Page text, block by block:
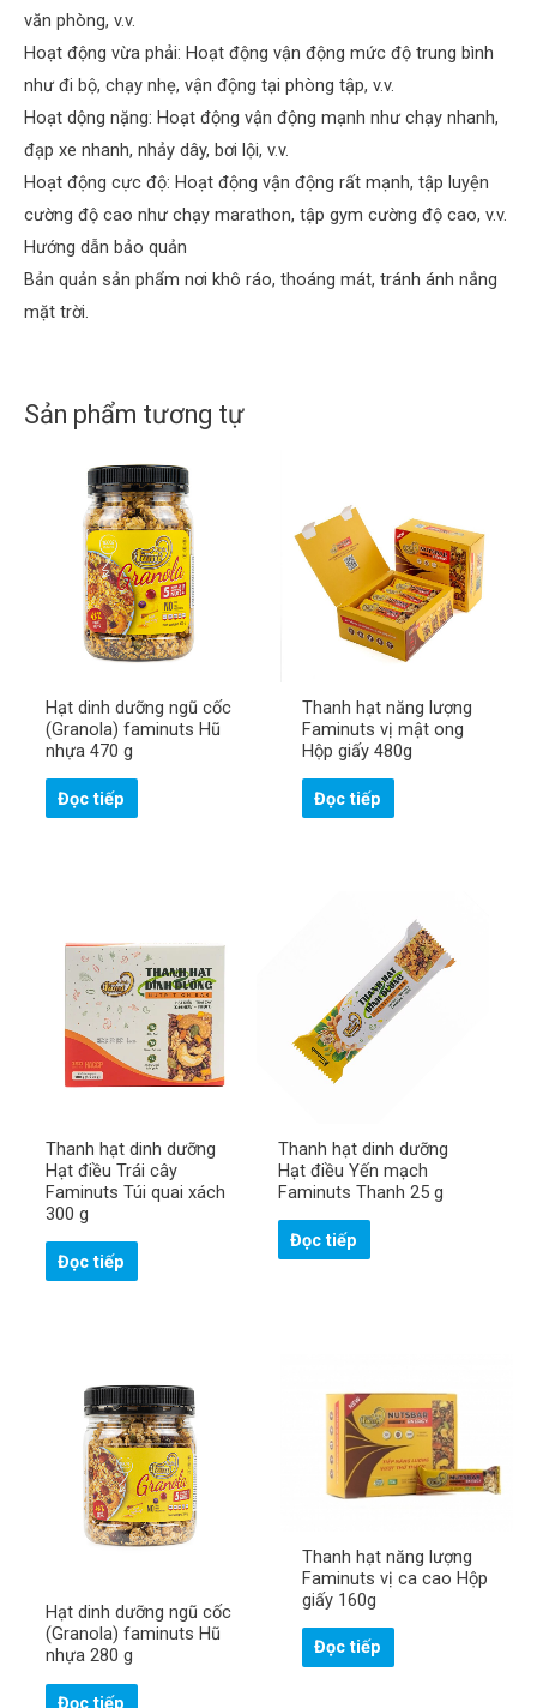
văn phòng, v.v.
Hoạt động vừa phải: Hoạt động vận động mức độ trung bình
như đi bộ, chạy nhẹ, vận động tại phòng tập, v.v.
Hoạt dộng nặng: Hoạt động vận động mạnh như chạy nhanh,
đạp xe nhanh, nhảy dây, bơi lội, v.v.
Hoạt động cực độ: Hoạt động vận động rất mạnh, tập luyện
cường độ cao như chạy marathon, tập gym cường độ cao, v.v.
Hướng dẫn bảo quản
Bản quản sản phẩm nơi khô ráo, thoáng mát, tránh ánh nắng
mặt trời.
Sản phẩm tương tự
Hạt dinh dưỡng ngũ cốc
(Granola) faminuts Hũ
nhựa 470 g
Đọc tiếp
Thanh hạt năng lượng
Faminuts vị mật ong
Hộp giấy 480g
Đọc tiếp
Thanh hạt dinh dưỡng
Hạt điều Trái cây
Faminuts Túi quai xách
300 g
Đọc tiếp
Thanh hạt dinh dưỡng
Hạt điều Yến mạch
Faminuts Thanh 25 g
Đọc tiếp
Hạt dinh dưỡng ngũ cốc
(Granola) faminuts Hũ
nhựa 280 g
Đọc tiếp
Thanh hạt năng lượng
Faminuts vị ca cao Hộp
giấy 160g
Đọc tiếp
H
ọ
v
à
ê
S
đ
i